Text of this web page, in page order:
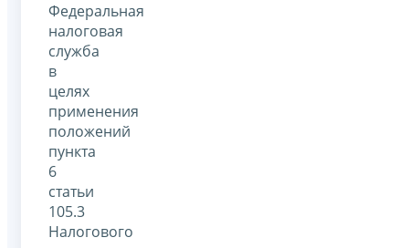
Федеральная
налоговая
служба
в
целях
применения
положений
пункта
6
статьи
105.3
Налогового